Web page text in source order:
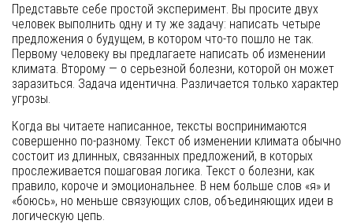
Представьте себе простой эксперимент. Вы просите двух
человек выполнить одну и ту же задачу: написать четыре
предложения о будущем, в котором что-то пошло не так.
Первому человеку вы предлагаете написать об изменении
климата. Второму — о серьезной болезни, которой он может
заразиться. Задача идентична. Различается только характер
угрозы.
Когда вы читаете написанное, тексты воспринимаются
совершенно по-разному. Текст об изменении климата обычно
состоит из длинных, связанных предложений, в которых
прослеживается пошаговая логика. Текст о болезни, как
правило, короче и эмоциональнее. В нем больше слов «я» и
«боюсь», но меньше связующих слов, объединяющих идеи в
логическую цепь.